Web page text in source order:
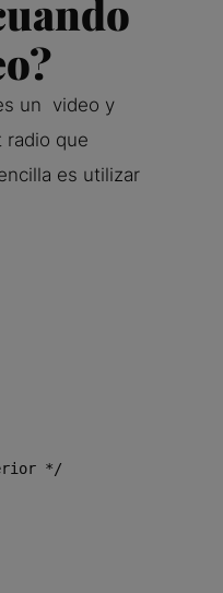
un video y
radio que
es utilizar
*/